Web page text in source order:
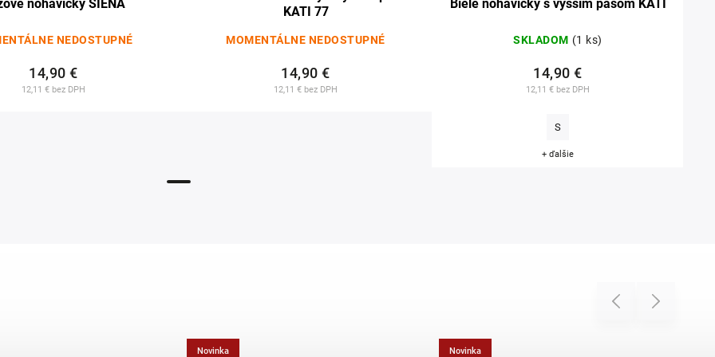
nohavičky SIENA
NEDOSTUPNÉ
12,11 € bez DPH
14,90 €
KATI 77
MOMENTÁLNE NEDOSTUPNÉ
12,11 € bez DPH
14,90 €
Biele nohavičky s vyšším pásom KATI
SKLADOM (1 ks)
12,11 € bez DPH
14,90 €
S
+ ďalšie
Previous
Novinka Novinka
Next